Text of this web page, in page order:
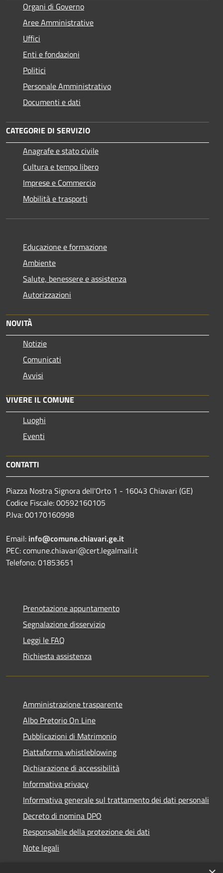
Organi di Governo
Aree Amministrative
Uffici
Enti e fondazioni
Politici
Personale Amministrativo
Documenti e dati
CATEGORIE DI SERVIZIO
Anagrafe e stato civile
Cultura e tempo libero
Imprese e Commercio
Mobilità e trasporti
Educazione e formazione
Ambiente
Salute, benessere e assistenza
Autorizzazioni
NOVITÀ
Notizie
Comunicati
Avvisi
VIVERE IL COMUNE
Luoghi
Eventi
CONTATTI
Piazza Nostra Signora dell'Orto 1 - 16043 Chiavari (GE)
Codice Fiscale: 00592160105
P.Iva: 00170160998
Email: info@comune.chiavari.ge.it
PEC: comune.chiavari@cert.legalmail.it
Telefono: 01853651
Prenotazione appuntamento
Segnalazione disservizio
Leggi le FAQ
Richiesta assistenza
Amministrazione trasparente
Albo Pretorio On Line
Pubblicazioni di Matrimonio
Piattaforma whistleblowing
Dichiarazione di accessibilità
Informativa privacy
Informativa generale sul trattamento dei dati personali
Decreto di nomina DPO
Responsabile della protezione dei dati
Note legali